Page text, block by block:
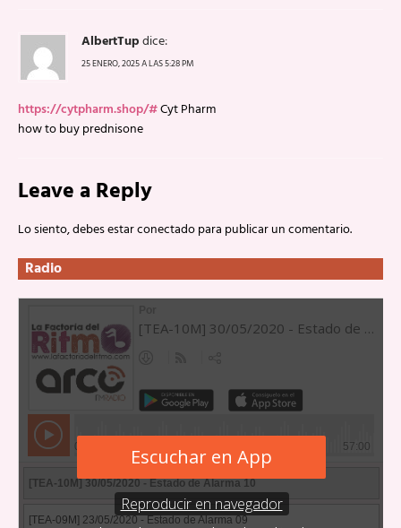
AlbertTupdice:
25 ENERO, 2025 A LAS 5:28 PM
https://cytpharm.shop/#Cyt Pharm
how to buy prednisone
Leave a Reply
Lo siento, debes estarconectadopara publicar un comentario.
Radio